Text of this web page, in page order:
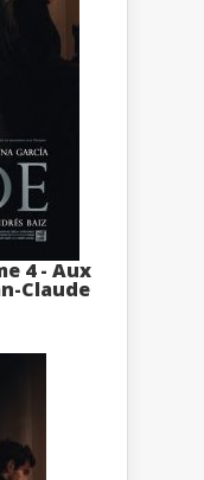
4 - Aux
Claude